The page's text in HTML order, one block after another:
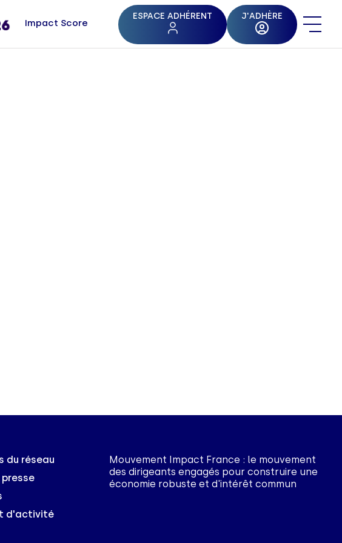
Impact Score
ESPACE ADHÉRENT J'ADHÈRE
du réseau
presse
d'activité
Mouvement Impact France : le mouvement
des dirigeants engagés pour construire une
économie robuste et d'intérêt commun